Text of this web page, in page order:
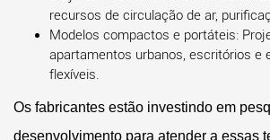
recursos de circulação de ar,
Modelos compactos e portáteis:
apartamentos urbanos, escritórios e
flexíveis.
Os fabricantes estão investindo em
desenvolvimento para atender a essas